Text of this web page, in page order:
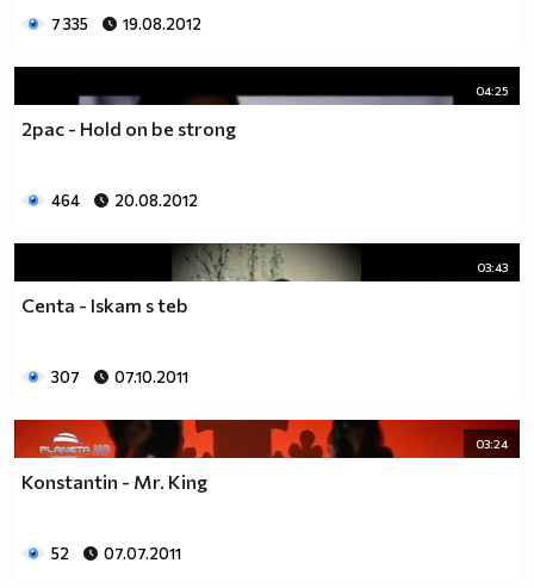
7 335 19.08.2012
04:25
2pac - Hold on be strong
464 20.08.2012
03:43
Centa - Iskam s teb
307 07.10.2011
03:24
Konstantin - Mr. King
52 07.07.2011